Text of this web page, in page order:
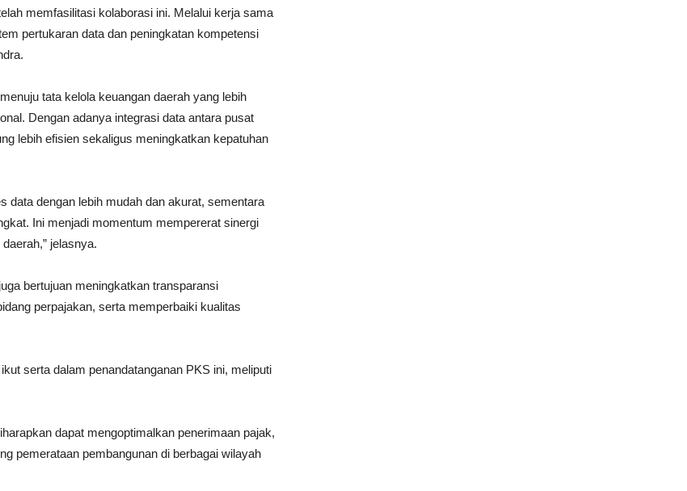
memfasilitasi kolaborasi ini. Melalui kerja sama
pertukaran data dan peningkatan kompetensi
tata kelola keuangan daerah yang lebih
Dengan adanya integrasi data antara pusat
lebih efisien sekaligus meningkatkan kepatuhan
data dengan lebih mudah dan akurat, sementara
Ini menjadi momentum mempererat sinergi
jelasnya.
bertujuan meningkatkan transparansi
perpajakan, serta memperbaiki kualitas
serta dalam penandatanganan PKS ini, meliputi
dapat mengoptimalkan penerimaan pajak,
pemerataan pembangunan di berbagai wilayah